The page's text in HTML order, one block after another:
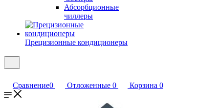
Абсорбционные
чиллеры
Прецизионные кондиционеры
Сравнение0 Отложенные 0 Корзина 0